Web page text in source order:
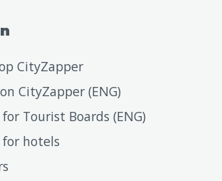
CityZapper
CityZapper (ENG)
Tourist Boards (ENG)
hotels